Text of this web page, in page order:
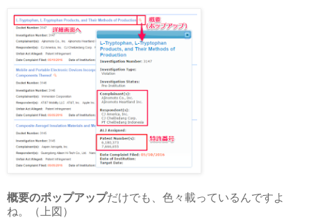
概要のポップアップだけでも、色々載っているんですよ
ね。（上図）